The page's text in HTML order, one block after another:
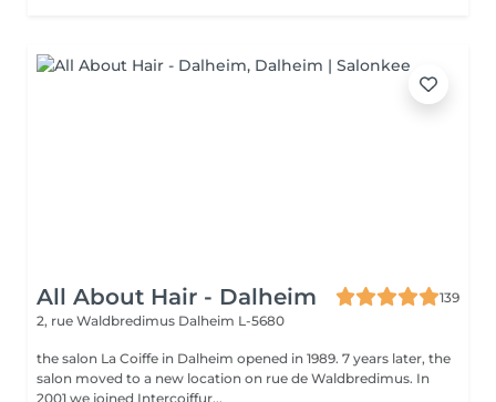
All About Hair - Dalheim
139
2, rue Waldbredimus Dalheim L-5680
the salon La Coiffe in Dalheim opened in 1989. 7 years later, the
salon moved to a new location on rue de Waldbredimus. In
2001 we joined Intercoiffur...